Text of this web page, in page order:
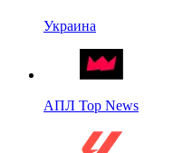
Украина
АПЛ Top News